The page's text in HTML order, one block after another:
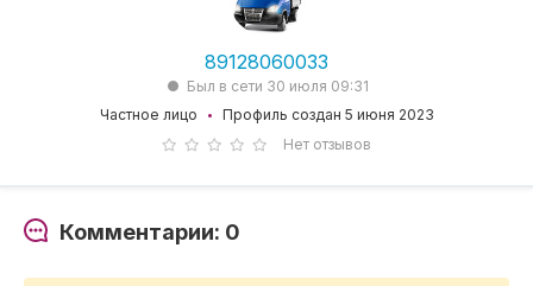
89128060033
Был в сети 30 июля 09:31
Частное лицо
Профиль создан 5 июня 2023
Нет отзывов
Комментарии: 0